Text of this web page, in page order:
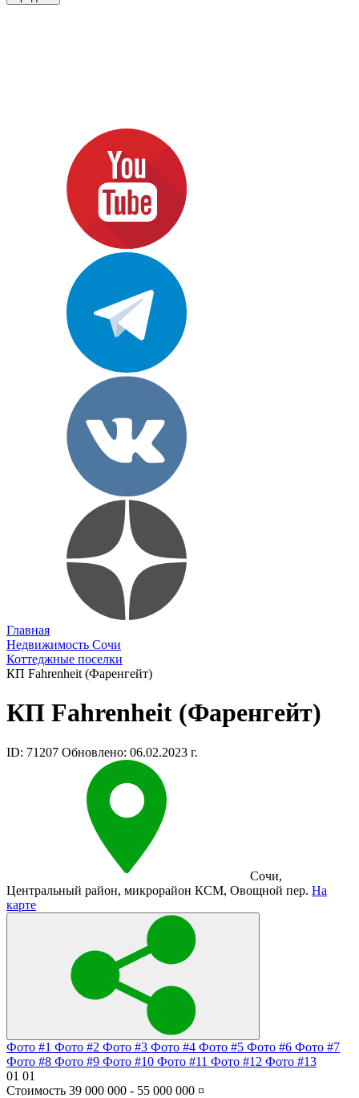
Главная
Недвижимость Сочи
Коттеджные поселки
КП Fahrenheit (Фаренгейт)
КП Fahrenheit (Фаренгейт)
ID: 71207 Обновлено: 06.02.2023 г.
Сочи,
Центральный район, микрорайон КСМ, Овощной пер. На
карте
Фото #1 Фото #2 Фото #3 Фото #4 Фото #5 Фото #6 Фото #7
Фото #8 Фото #9 Фото #10 Фото #11 Фото #12 Фото #13
01 01
Стоимость 39 000 000 - 55 000 000 ¤